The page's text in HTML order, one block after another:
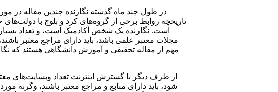
در طول چند ماه گذشته نگارنده چندین مقاله در
تاریخچه روابط برخی‌ از گروه‌های کرد و بلوچ با
است. نگارنده یک شخص آکادمیک است، و تعداد
مجلات معتبر علمی باشد، باید دارای مراجع معتبر
مهم از مقاله تحقیقی و آموزش دانشگاهی هستند که
از طرف دیگر با گسترش اینترنت تعداد وبسایت‌های